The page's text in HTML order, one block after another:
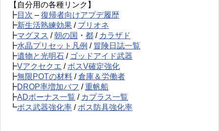
【自分用の各種リンク】
┣目次 – 復帰者向けアプデ履歴
┣新生活熟練効果 / プリオネ
┣マグヌス / 朝の国 ・ 都 / カラザド
┣水晶プリセット凡例 / 冒険日誌一覧
┣遺物と光明石 / ゴッドアイド武器
┣Vアクセクエ / ボスV確定強化
┣無限POTの材料 / 倉庫＆労働者
┣DROP率増加バフ / 重帆船
┣ADボーナス一覧 / カプラス一覧
┗ボス武器強化率 / ボス防具強化率